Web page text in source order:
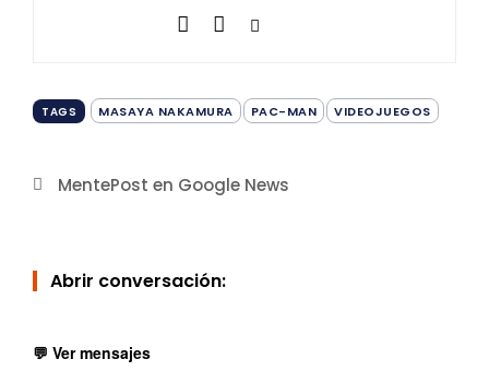
TAGS MASAYA NAKAMURA PAC-MAN VIDEOJUEGOS
MentePost en Google News
Abrir conversación:
💬 Ver mensajes